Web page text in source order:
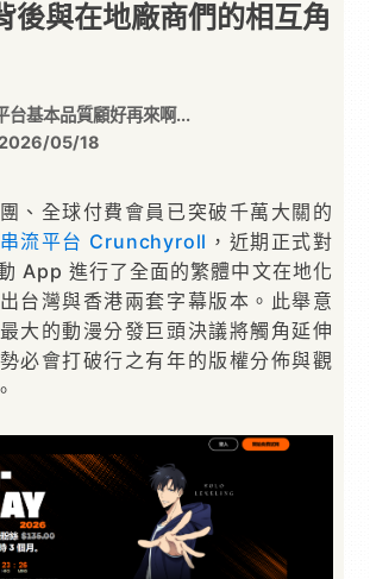
後與在地廠商們的相互角
台基本品質顧好再來啊...
2026/05/18
、全球付費會員已突破千萬大關的
串流平台 Crunchyroll ，近期正式對
App 進行了全面的繁體中文在地化
台灣與香港兩套字幕版本。此舉意
大的動漫分發巨頭決議將觸角延伸
必會打破行之有年的版權分佈與觀